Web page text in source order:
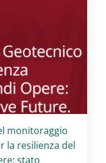
monitoraggio
la resilienza del
stato